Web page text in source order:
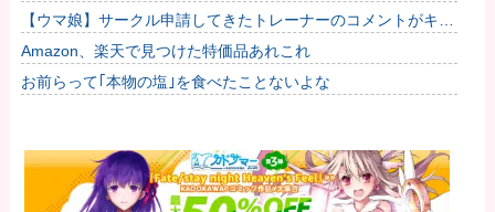
す」→共感殺到で拡散 やはりこれが真実なのか他
【ウマ娘】サークル申請してきたトレーナーのコメントがキモ
すぎて草ｗｗｗ「このまま成長したらどうなるんや…」他
Amazon、楽天で見つけた特価品あれこれ
お前らって｢本物の塩｣を食べたことないよな